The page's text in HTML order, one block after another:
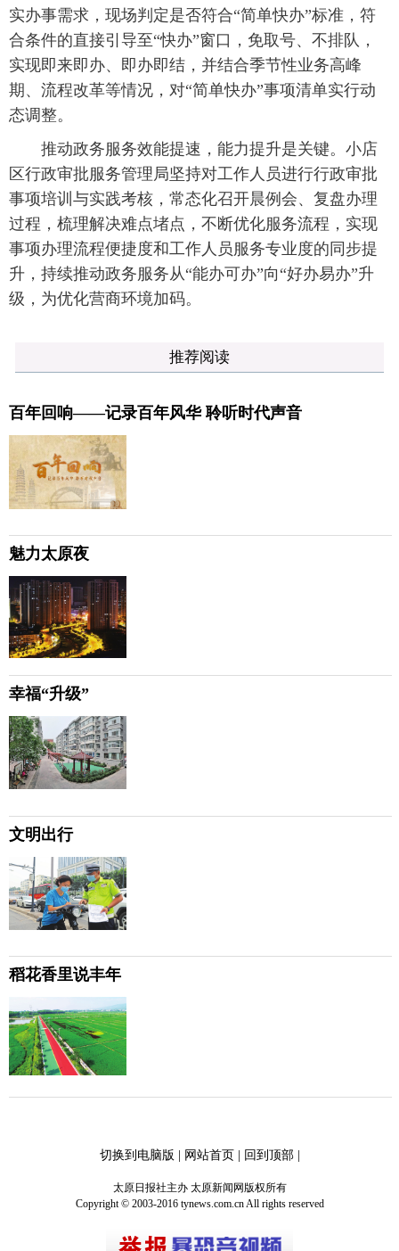
实办事需求，现场判定是否符合“简单快办”标准，符
合条件的直接引导至“快办”窗口，免取号、不排队，
实现即来即办、即办即结，并结合季节性业务高峰
期、流程改革等情况，对“简单快办”事项清单实行动
态调整。
推动政务服务效能提速，能力提升是关键。小店
区行政审批服务管理局坚持对工作人员进行行政审批
事项培训与实践考核，常态化召开晨例会、复盘办理
过程，梳理解决难点堵点，不断优化服务流程，实现
事项办理流程便捷度和工作人员服务专业度的同步提
升，持续推动政务服务从“能办可办”向“好办易办”升
级，为优化营商环境加码。
推荐阅读
百年回响——记录百年风华 聆听时代声音
魅力太原夜
幸福“升级”
文明出行
稻花香里说丰年
切换到电脑版 | 网站首页| 回到顶部|
太原日报社主办 太原新闻网版权所有
Copyright © 2003-2016 tynews.com.cn All rights reserved